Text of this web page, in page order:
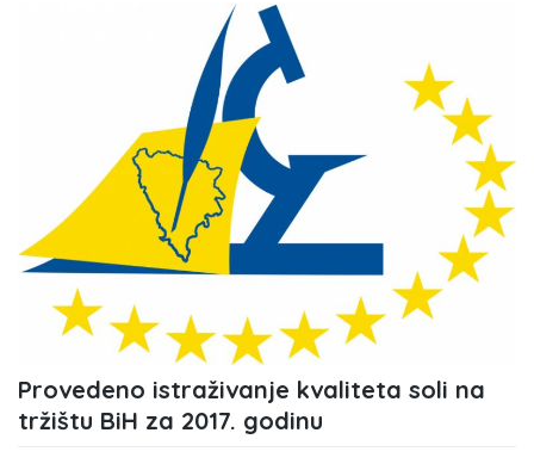
Provedeno istraživanje kvaliteta soli na
tržištu BiH za 2017. godinu